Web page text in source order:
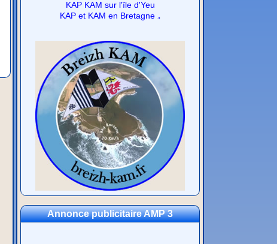
KAP KAM sur l'île d'Yeu
KAP et KAM en Bretagne .
Annonce publicitaire AMP 3